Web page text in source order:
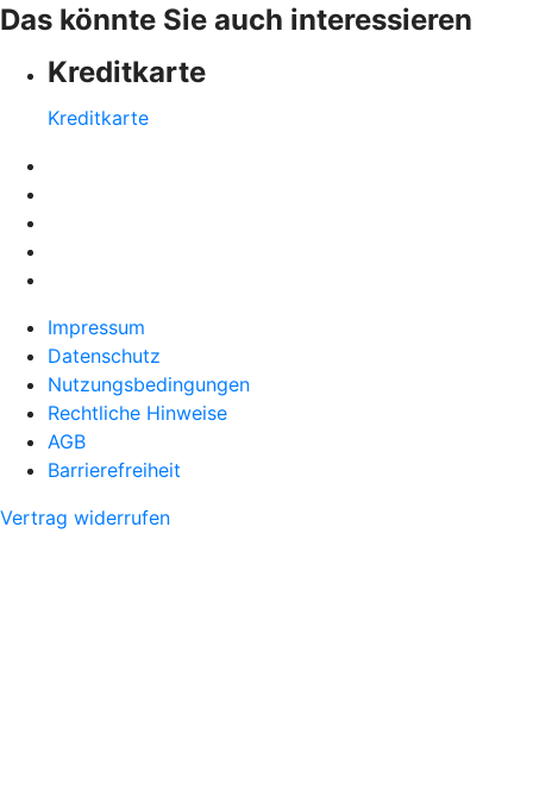
Das könnte Sie auch interessieren
Kreditkarte
Kreditkarte
Impressum
Datenschutz
Nutzungsbedingungen
Rechtliche Hinweise
AGB
Barrierefreiheit
Vertrag widerrufen